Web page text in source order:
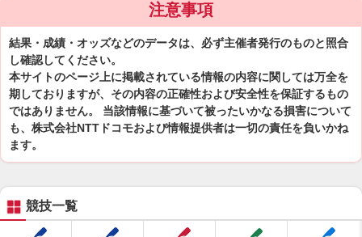
注意事項
結果・成績・オッズなどのデータは、必ず主催者発行のものと照合
し確認してください。
本サイトのページ上に掲載されている情報の内容に関しては万全を
期しておりますが、その内容の正確性および安全性を保証するもの
ではありません。 当該情報に基づいて被ったいかなる損害について
も、株式会社NTTドコモおよび情報提供者は一切の責任を負いかね
ます。
競技一覧